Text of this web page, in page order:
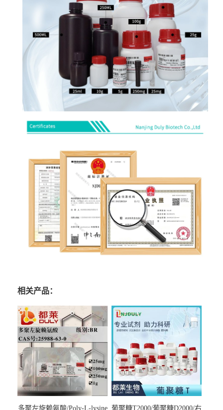
相关产品：
多聚左旋赖氨酸/Poly-L-lysine 葡聚糖T2000/葡聚糖D2000/右